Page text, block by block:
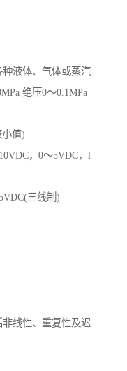
种液体、气体或蒸汽
绝压0～0.1MPa
小值)
，0～5VDC，l
三线制)
非线性、重复性及迟